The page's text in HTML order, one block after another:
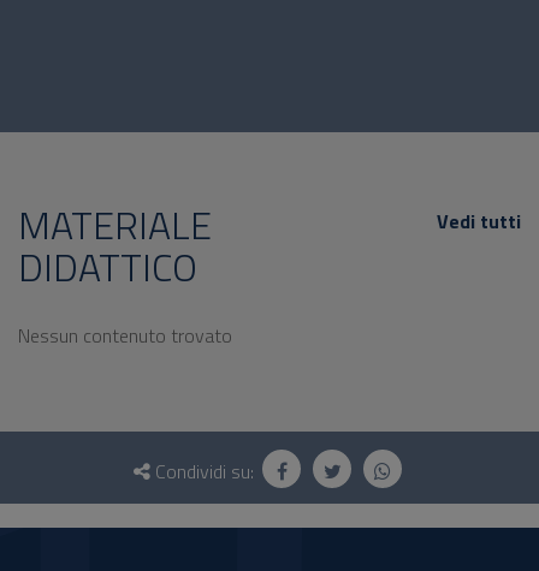
MATERIALE
DIDATTICO
Vedi tutti
Nessun contenuto trovato
Questionario
social
Condividi su: